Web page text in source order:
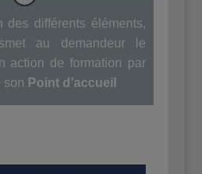
des différents éléments,
au demandeur le
action de formation par
son Point d’accueil